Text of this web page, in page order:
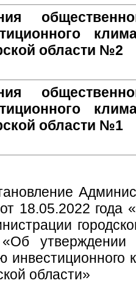
области №2
области №1
18.05.2022 года
утверждении
области»